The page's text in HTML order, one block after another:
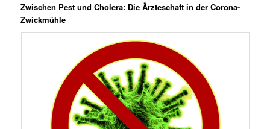
Zwischen Pest und Cholera: Die Ärzteschaft in der Corona-
Zwickmühle